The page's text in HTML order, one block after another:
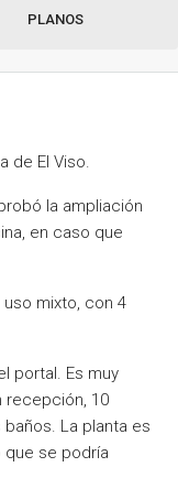
PLANOS
de El Viso.
la ampliación
en caso que
mixto, con 4
portal. Es muy
recepción, 10
La planta es
que se podría